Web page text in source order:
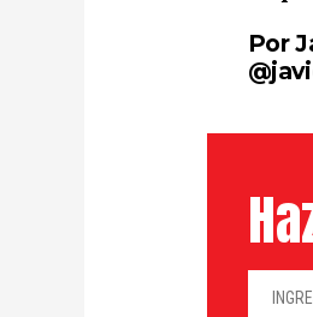
Por